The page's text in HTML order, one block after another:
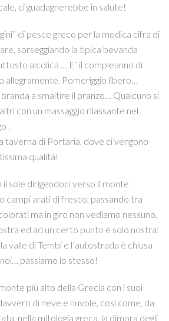
ci guadagnerebbe in salute!
di pesce greco per la modica cifra di
sorseggiando la tipica bevanda
alcolica … E’ il compleanno di
allegramente. Pomeriggio libero…
a smaltire il pranzo… Qualcuno si
con un massaggio rilassante nel
.
taverna di Portaria, dove ci vengono
qualità!
sole dirigendoci verso il monte
campi arati di fresco, passando tra
ma in giro non vediamo nessuno,
ed ad un certo punto è solo nostra:
valle di Tembi e l’autostrada è chiusa
passiamo lo stesso!
più alto della Grecia con i suoi
di neve e nuvole, così come, da
nella mitologia greca, la dimora degli